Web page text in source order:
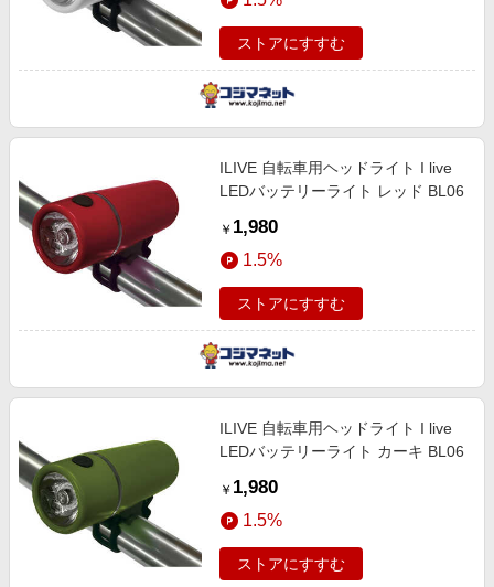
ストアにすすむ
ILIVE 自転車用ヘッドライト I live
LEDバッテリーライト レッド BL06
￥ 1,980
1.5%
ストアにすすむ
ILIVE 自転車用ヘッドライト I live
LEDバッテリーライト カーキ BL06
￥ 1,980
1.5%
ストアにすすむ